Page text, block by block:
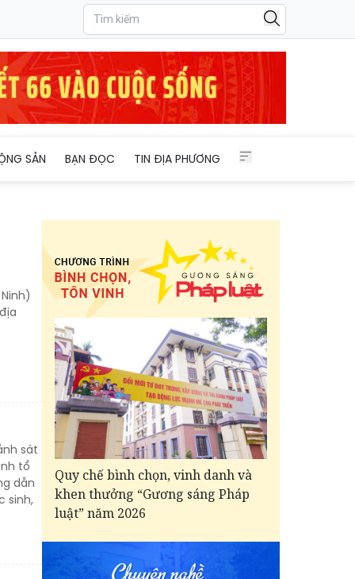
SẢN BẠN ĐỌC TIN ĐỊA PHƯƠNG
sát
tổ
dẫn
sinh,
Quy chế bình chọn, vinh danh và
khen thưởng “Gương sáng Pháp
luật” năm 2026